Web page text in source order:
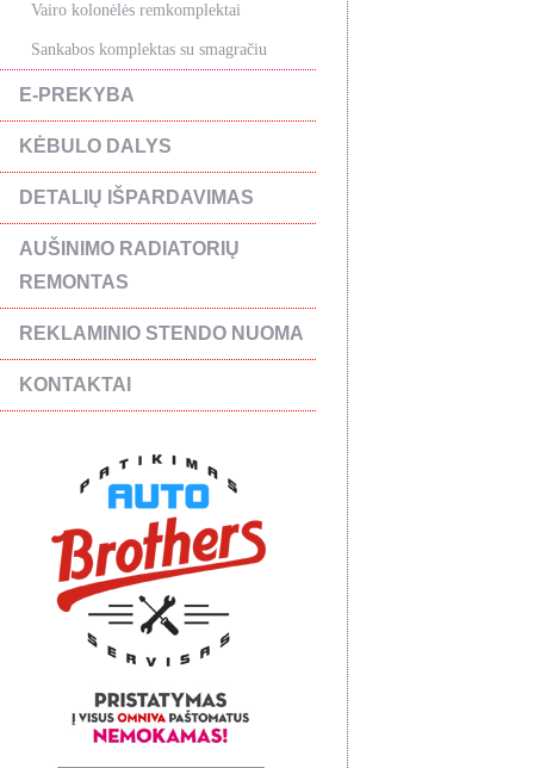
Vairo kolonėlės remkomplektai
Sankabos komplektas su smagračiu
E-PREKYBA
KĖBULO DALYS
DETALIŲ IŠPARDAVIMAS
AUŠINIMO RADIATORIŲ
REMONTAS
REKLAMINIO STENDO NUOMA
KONTAKTAI